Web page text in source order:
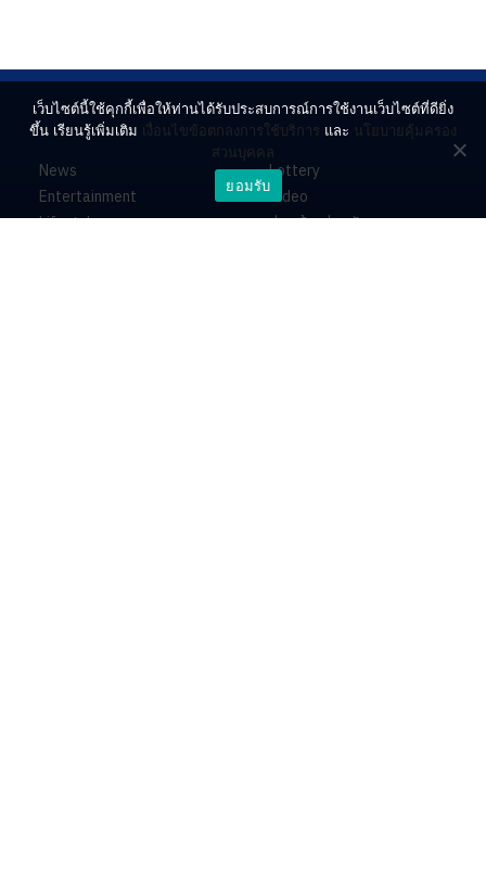
News
Entertainment
Lifestyle
Lottery
Video
ร่วมด้วยช่วยกัน
เว็บไซต์นี้ใช้คุกกี้เพื่อให้ท่านได้รับประสบการณ์การใช้งานเว็บไซต์ที่ดียิ่ง
ขึ้น เรียนรู้เพิ่มเติม เงื่อนไขข้อตกลงการใช้บริการ และ นโยบายคุ้มครอง
ส่วนบุคคล
ยอมรับ